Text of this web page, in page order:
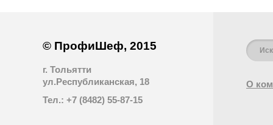
© ПрофиШеф, 2015
г. Тольятти
ул.Республиканская, 18
Тел.: +7 (8482) 55-87-15
О